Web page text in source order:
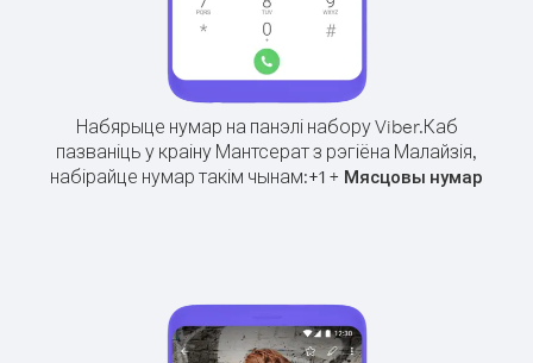
Набярыце нумар на панэлі набору Viber.Каб
пазваніць у краіну Мантсерат з рэгіёна Малайзія,
набірайце нумар такім чынам:+1 + Мясцовы нумар